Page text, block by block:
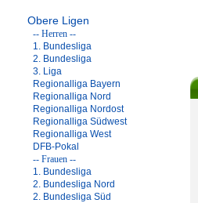
Obere Ligen
-- Herren --
1. Bundesliga
2. Bundesliga
3. Liga
Regionalliga Bayern
Regionalliga Nord
Regionalliga Nordost
Regionalliga Südwest
Regionalliga West
DFB-Pokal
-- Frauen --
1. Bundesliga
2. Bundesliga Nord
2. Bundesliga Süd